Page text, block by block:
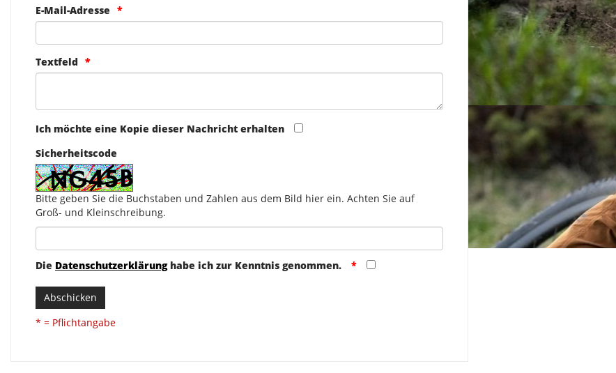
E-Mail-Adresse
Textfeld
Ich möchte eine Kopie dieser Nachricht erhalten
Sicherheitscode
Bitte geben Sie die Buchstaben und Zahlen aus dem Bild hier ein. Achten Sie auf
Groß- und Kleinschreibung.
Die Datenschutzerklärunghabe ich zur Kenntnis genommen.
Abschicken
* = Pflichtangabe